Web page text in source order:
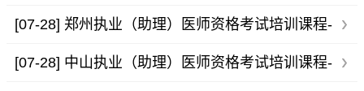
培训班-咨询电话
[07-28] 郑州执业（助理）医师资格考试培训课程-
培训班-咨询电话
[07-28] 中山执业（助理）医师资格考试培训课程-